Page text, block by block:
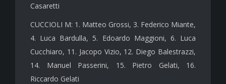
Casaretti
CUCCIOLI M: 1. Matteo Grossi, 3. Federico Miante,
4. Luca Bardulla, 5. Edoardo Maggioni, 6. Luca
Cucchiaro, 11. Jacopo Vizio, 12. Diego Balestrazzi,
14. Manuel Passerini, 15. Pietro Gelati, 16.
Riccardo Gelati